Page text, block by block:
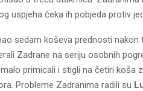
uspjeha čeka ih pobjeda protiv
sedam koševa prednosti nakon
Zadrane na seriju osobnih
primicali i stigli na četiri koša
Probleme Zadranima radili su